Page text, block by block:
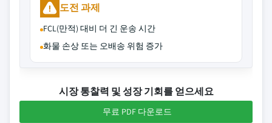
도전 과제
FCL(만적) 대비 더 긴 운송 시간
화물 손상 또는 오배송 위험 증가
시장 통찰력 및 성장 기회를 얻으세요
무료 PDF 다운로드